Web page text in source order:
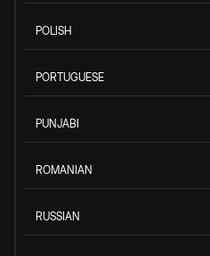
POLISH
PORTUGUESE
PUNJABI
ROMANIAN
RUSSIAN